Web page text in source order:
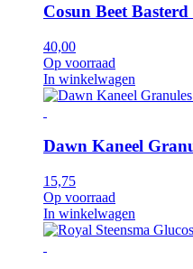
Cosun Beet
40,00
Op voorraad
In winkelwagen
Dawn Kaneel
15,75
Op voorraad
In winkelwagen